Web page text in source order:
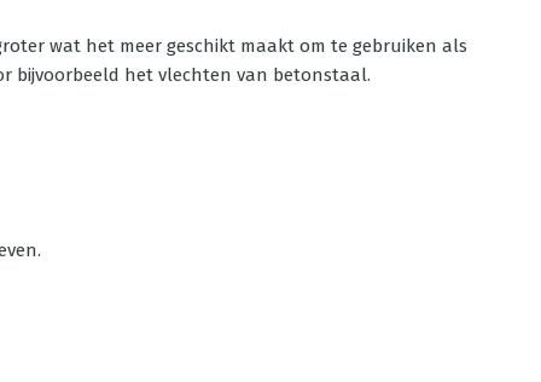
wat het meer geschikt maakt om te gebruiken als
bijvoorbeeld het vlechten van betonstaal.